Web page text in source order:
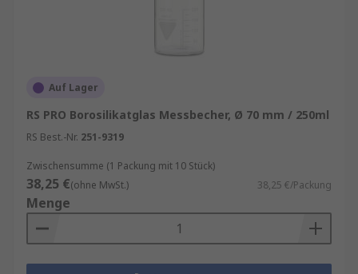
Auf Lager
RS PRO Borosilikatglas Messbecher, Ø 70 mm / 250ml
RS Best.-Nr. 251-9319
Zwischensumme (1 Packung mit 10 Stück)
38,25 €(ohne MwSt.) 38,25 €/Packung
Menge